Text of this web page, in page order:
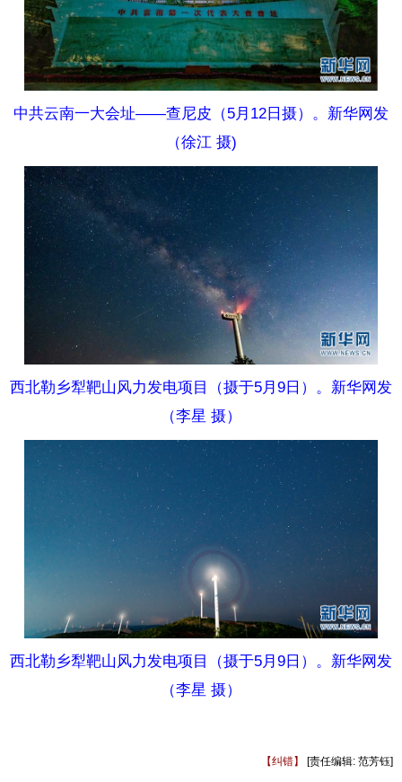
中共云南一大会址——查尼皮（5月12日摄）。新华网发
（徐江 摄)
西北勒乡犁靶山风力发电项目（摄于5月9日）。新华网发
（李星 摄）
西北勒乡犁靶山风力发电项目（摄于5月9日）。新华网发
（李星 摄）
【纠错】 [责任编辑: 范芳钰]